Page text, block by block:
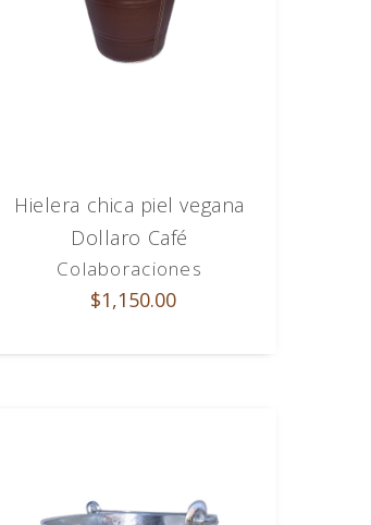
Hielera chica piel vegana
Dollaro Café
Colaboraciones
$1,150.00